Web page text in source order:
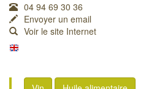
04 94 69 30 36
Envoyer un email
Voir le site Internet